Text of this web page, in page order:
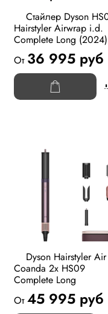
Стайлер Dyson
Hairstyler Airwrap i.d.
Complete Long (2024)
От 36 995 руб
Dyson Hairstyler
Coanda 2x HS09
Complete Long
От 45 995 руб